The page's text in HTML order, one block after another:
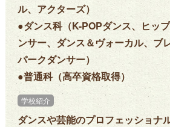
ル、アクターズ）
●ダンス科（K-POPダンス、ヒッ
ンサー、ダンス＆ヴォーカル、ブ
パークダンサー）
●普通科（高卒資格取得）
学校紹介
ダンスや芸能のプロフェッショナ